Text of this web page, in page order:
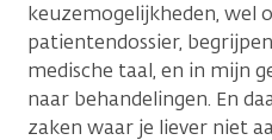
keuzemogelijkheden, wel
patientendossier,
medische taal, en in mijn
naar behandelingen. En
zaken waar je liever niet